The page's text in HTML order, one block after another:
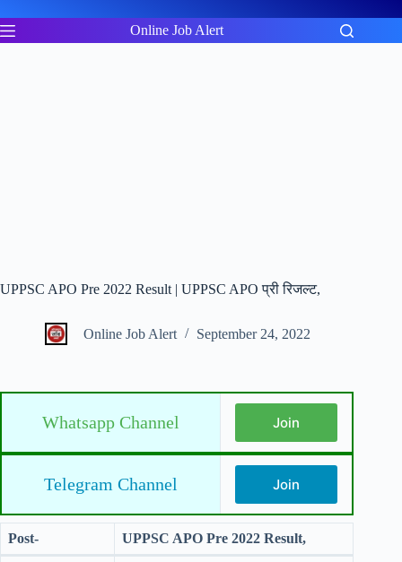
to
content
Online Job Alert
UPPSC APO Pre 2022 Result | UPPSC APO प्री रिजल्ट,
Online Job Alert September 24, 2022
Whatsapp Channel Join
Telegram Channel Join
Post- UPPSC APO Pre 2022 Result,